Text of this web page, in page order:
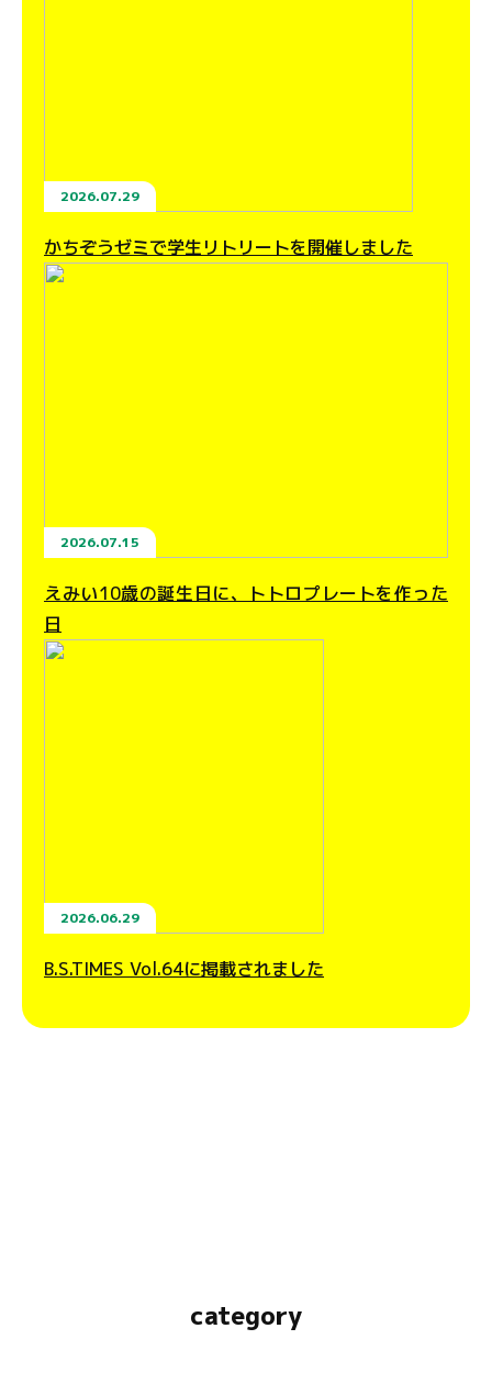
2026.07.29
かちぞうゼミで学生リトリートを開催しました
2026.07.15
えみい10歳の誕生日に、トトロプレートを作った
日
2026.06.29
B.S.TIMES Vol.64に掲載されました
category